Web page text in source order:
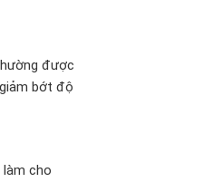
được
bớt độ
cho